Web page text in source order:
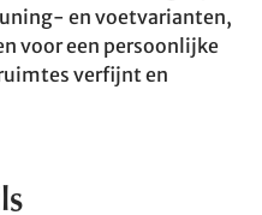
en voetvarianten,
voor een persoonlijke
verfijnt en